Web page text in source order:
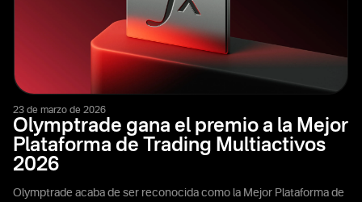
23 de marzo de 2026
Olymptrade gana el premio a la Mejor
Plataforma de Trading Multiactivos
2026
Olymptrade acaba de ser reconocida como la Mejor Plataforma de